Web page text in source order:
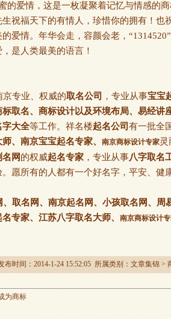
爱情，这是一枚凝聚着记忆与情感的
祝福天下的有情人，珍惜你的拥有！也
爱情。年华会走，容颜会老，
是人类最美的语言！
京专业、权威的取名公司 ，专业从事宝宝
取名、商标设计以及环境布局、易经讲
字大全等工作。祥名楼起名公司 有一批全
、南京宝宝起名专家、 南京商标设计专家
网的权威起名专家 ，专业从事八字取名
愿所有的人都有一个好名字，平安、健
、取名网、南京起名网、小孩取名网、周
专家、江苏八字取名大师、 南京商标设计
布时间：2014-1-24 15:52:05 所属类别： 文章集锦 >
为商标